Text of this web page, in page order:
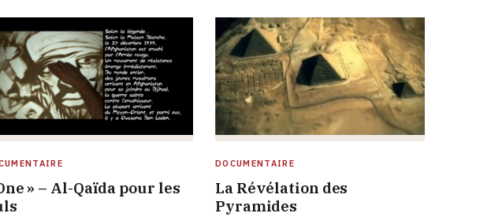
» – Al-Qaïda pour les
DOCUMENTAIRE
La Révélation des
Pyramides